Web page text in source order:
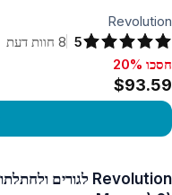
Revolution
5
8 חוות דעת
חסכו 20%, $93.59
חסכו 20%
$93.59